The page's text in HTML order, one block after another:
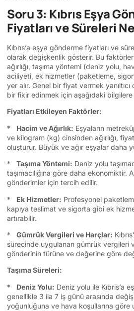
Soru 3: Kıbrıs Eşya
Fiyatları ve Süreleri
Kıbrıs’a eşya gönderme fiyatları ve
olarak değişkenlik gösterir. Bu faktörler
ağırlığı, taşıma yöntemi (deniz yolu,
aciliyeti, ek hizmetler (paketleme,
yer alır. Genel bir fiyat vermek
bir fikir edinmek için aşağıdaki
Fiyatları Etkileyen Faktörler:
* Hacim ve Ağırlık: Eşyaların
ve kilogram (kg) cinsinden ağırlığı,
oluşturur. Büyük ve ağır eşyalar daha
* Taşıma Yöntemi: Deniz yolu
taşımacılığına göre daha ekonomiktir.
gönderimler için tercih edilir.
* Ek Hizmetler: Profesyonel
kapıya teslimat ve sigorta gibi ek
artırabilir.
* Gümrük Vergileri ve Harçlar:
sürecinde uygulanan gümrük vergileri
gönderinin türüne ve değerine göre
Taşıma Süreleri:
* Deniz Yolu: Deniz yolu ile Kıbrıs’a
genellikle 3 ila 7 iş günü arasında
yoğunluğuna ve hava koşullarına göre